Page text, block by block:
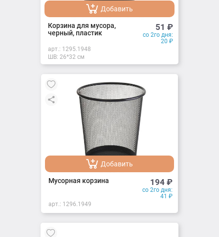
Добавить
Добавлено
Корзина для мусора,
черный, пластик
51 ₽
со 2го дня:
20 ₽
арт.: 1295.1948
ШВ: 26*32 см
Добавить
Добавлено
Мусорная корзина 194 ₽
со 2го дня:
41 ₽
арт.: 1296.1949